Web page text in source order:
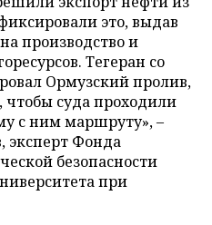
это, выдав
производство и
Тегеран со
Ормузский пролив,
чтобы суда проходили
с ним маршруту», –
Фонда
безопасности
при